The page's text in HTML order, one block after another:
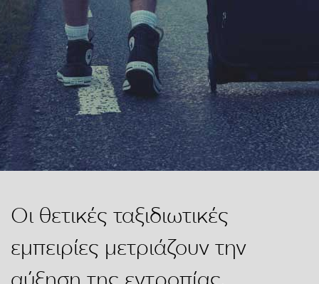
Οι θετικές ταξιδιωτικές
εμπειρίες μετριάζουν την